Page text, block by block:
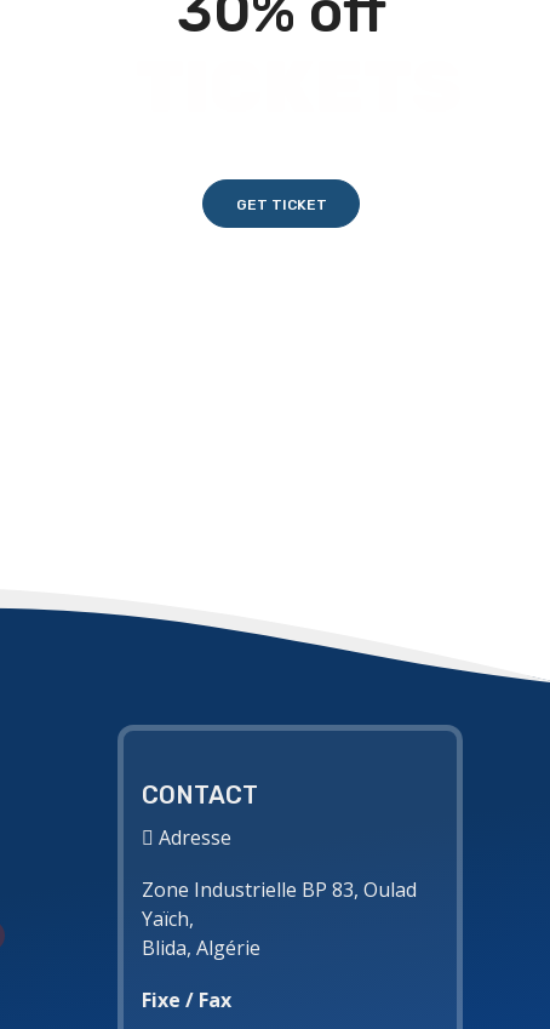
GET TICKET
CONTACT
Adresse
Zone Industrielle BP 83, Oulad
Yaïch,
Blida, Algérie
Fixe / Fax